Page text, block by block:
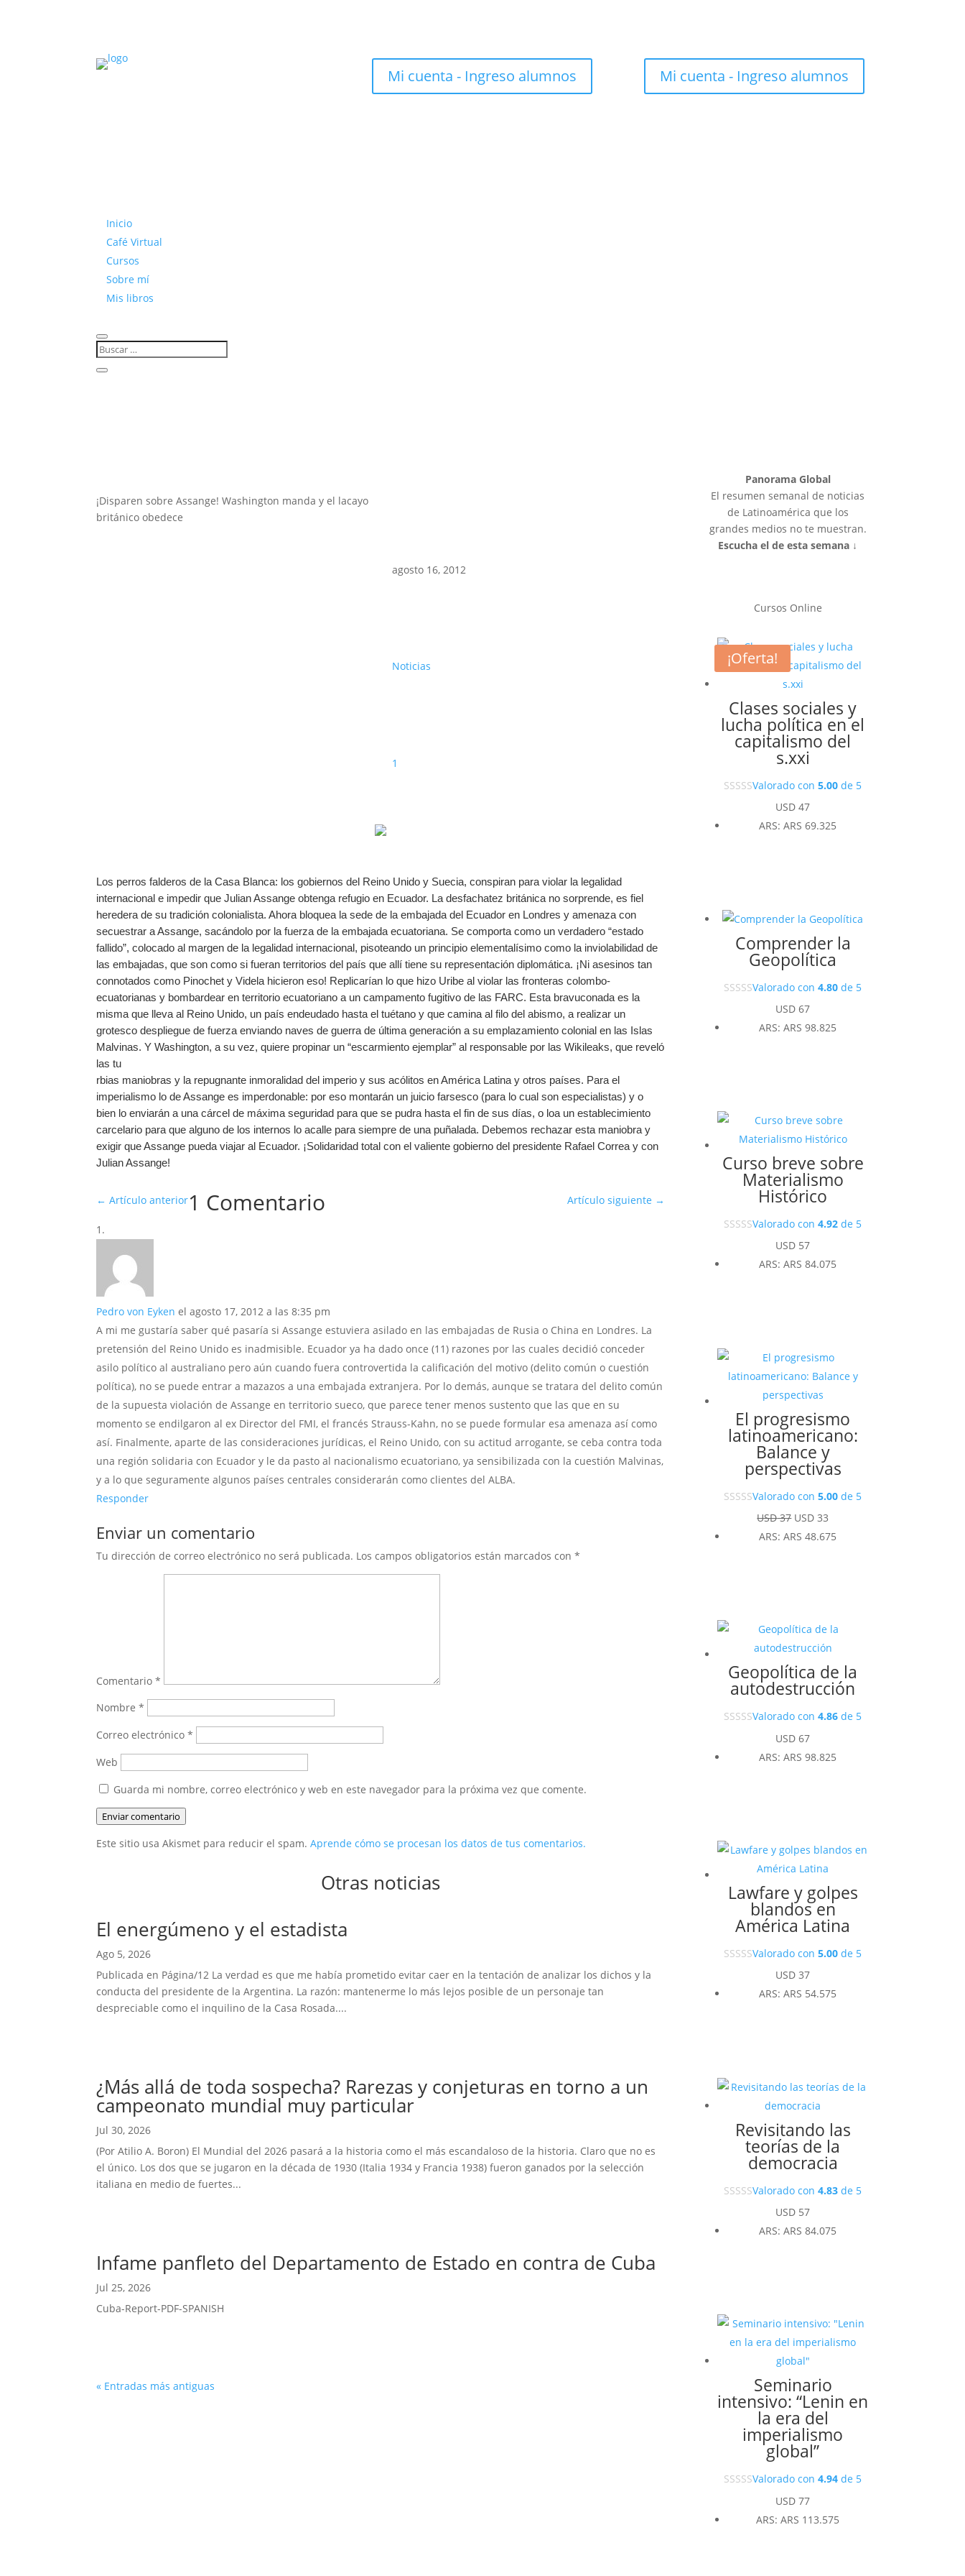
Mi cuenta - Ingreso alumnos Mi cuenta - Ingreso alumnos
Inicio
Café Virtual
Cursos
Sobre mí
Mis libros
¡Disparen sobre Assange! Washington manda y el lacayo
británico obedece
agosto 16, 2012
Noticias
1
Los perros falderos de la Casa Blanca: los gobiernos del Reino Unido y Suecia, conspiran para violar la legalidad
internacional e impedir que Julian Assange obtenga refugio en Ecuador. La desfachatez británica no sorprende, es fiel
heredera de su tradición colonialista. Ahora bloquea la sede de la embajada del Ecuador en Londres y amenaza con
secuestrar a Assange, sacándolo por la fuerza de la embajada ecuatoriana. Se comporta como un verdadero “estado
fallido”, colocado al margen de la legalidad internacional, pisoteando un principio elementalísimo como la inviolabilidad de
las embajadas, que son como si fueran territorios del país que allí tiene su representación diplomática. ¡Ni asesinos tan
connotados como Pinochet y Videla hicieron eso! Replicarían lo que hizo Uribe al violar las fronteras colombo-
ecuatorianas y bombardear en territorio ecuatoriano a un campamento fugitivo de las FARC. Esta bravuconada es la
misma que lleva al Reino Unido, un país endeudado hasta el tuétano y que camina al filo del abismo, a realizar un
grotesco despliegue de fuerza enviando naves de guerra de última generación a su emplazamiento colonial en las Islas
Malvinas. YWashington, a su vez, quiere propinar un “escarmiento ejemplar” al responsable por las Wikileaks, que reveló
las tu
rbias maniobras y la repugnante inmoralidad del imperio y sus acólitos en América Latina y otros países. Para el
imperialismo lo de Assange es imperdonable: por eso montarán un juicio farsesco (para lo cual son especialistas) y o
bien lo enviarán a una cárcel de máxima seguridad para que se pudra hasta el fin de sus días, o loa un establecimiento
carcelario para que alguno de los internos lo acalle para siempre de una puñalada. Debemos rechazar esta maniobra y
exigir que Assange pueda viajar al Ecuador. ¡Solidaridad total con el valiente gobierno del presidente Rafael Correa y con
Julian Assange!
←Artículo anterior Artículo siguiente →
1 Comentario
Pedro von Eyken el agosto 17, 2012 a las 8:35 pm
A mi me gustaría saber qué pasaría si Assange estuviera asilado en las embajadas de Rusia o China en Londres. La
pretensión del Reino Unido es inadmisible. Ecuador ya ha dado once (11) razones por las cuales decidió conceder
asilo político al australiano pero aún cuando fuera controvertida la calificación del motivo (delito común o cuestión
política), no se puede entrar a mazazos a una embajada extranjera. Por lo demás, aunque se tratara del delito común
de la supuesta violación de Assange en territorio sueco, que parece tener menos sustento que las que en su
momento se endilgaron al ex Director del FMI, el francés Strauss-Kahn, no se puede formular esa amenaza así como
así. Finalmente, aparte de las consideraciones jurídicas, el Reino Unido, con su actitud arrogante, se ceba contra toda
una región solidaria con Ecuador y le da pasto al nacionalismo ecuatoriano, ya sensibilizada con la cuestión Malvinas,
y a lo que seguramente algunos países centrales considerarán como clientes del ALBA.
Responder
Enviar un comentario
Tu dirección de correo electrónico no será publicada. Los campos obligatorios están marcados con*
Comentario*
Nombre*
Correo electrónico*
Web
Guarda mi nombre, correo electrónico y web en este navegador para la próxima vez que comente.
Enviar comentario
Este sitio usa Akismet para reducir el spam.Aprende cómo se procesan los datos de tus comentarios.
Otras noticias
El energúmeno y el estadista
Ago 5, 2026
Publicada en Página/12 La verdad es que me había prometido evitar caer en la tentación de analizar los dichos y la
conducta del presidente de la Argentina. La razón: mantenerme lo más lejos posible de un personaje tan
despreciable como el inquilino de la Casa Rosada....
¿Más allá de toda sospecha? Rarezas y conjeturas en torno a un
campeonato mundial muy particular
Jul 30, 2026
(Por Atilio A. Boron) El Mundial del 2026 pasará a la historia como el más escandaloso de la historia. Claro que no es
el único. Los dos que se jugaron en la década de 1930 (Italia 1934 y Francia 1938) fueron ganados por la selección
italiana en medio de fuertes...
Infame panfleto del Departamento de Estado en contra de Cuba
Jul 25, 2026
Cuba-Report-PDF-SPANISH
« Entradas más antiguas
Panorama Global
El resumen semanal de noticias
de Latinoamérica que los
grandes medios no te muestran.
Escucha el de esta semana ↓
Cursos Online
Clases sociales y
lucha política en el
capitalismo del
s.xxi
Valorado con5.00 de 5
USD 47
ARS:ARS 69.325
Comprender la
Geopolítica
Valorado con4.80 de 5
USD 67
ARS:ARS 98.825
Curso breve sobre
Materialismo
Histórico
Valorado con4.92 de 5
USD 57
ARS:ARS 84.075
¡Oferta!
El progresismo
latinoamericano:
Balance y
perspectivas
Valorado con5.00 de 5
USD37 El
precio
USD 33
precio
ARS:ARS 48.675
Geopolítica de la
autodestrucción
Valorado con4.86 de 5
USD 67
ARS:ARS 98.825
Lawfare y golpes
blandos en
América Latina
Valorado con5.00 de 5
USD 37
ARS:ARS 54.575
Revisitando las
teorías de la
democracia
Valorado con4.83 de 5
USD 57
ARS:ARS 84.075
Seminario
intensivo: “Lenin en
la era del
imperialismo
global”
Valorado con4.94 de 5
USD 77
ARS:ARS 113.575